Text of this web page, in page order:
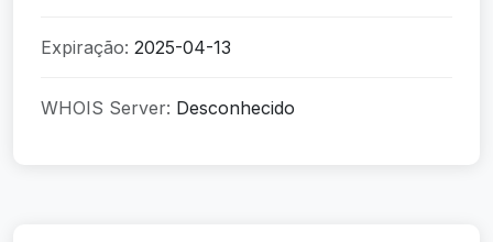
Expiração: 2025-04-13
WHOIS Server: Desconhecido